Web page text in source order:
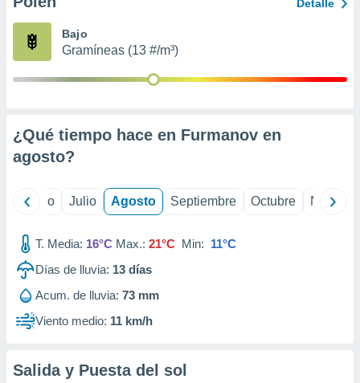
publicidad
1199
Detalle
Bajo
Gramíneas (13 #/m³)
¿Qué tiempo hace en Furmanov en
agosto?
Junio Julio Agosto Septiembre Octubre
T. Media: 16°C Max.: 21°C Min: 11°C
Días de lluvia: 13 días
Acum. de lluvia: 73 mm
Viento medio: 11 km/h
Salida y Puesta del sol